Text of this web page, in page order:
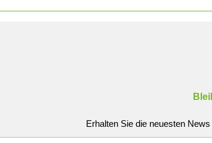
Erhalten Sie die neuesten